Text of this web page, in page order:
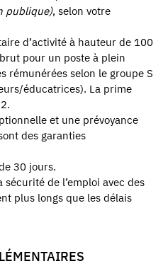
publique), selon votre
d’activité à hauteur de 100
pour un poste à plein
rémunérées selon le groupe S
éducatrices). La prime
et une prévoyance
des garanties
30 jours.
sécurité de l’emploi avec des
plus longs que les délais